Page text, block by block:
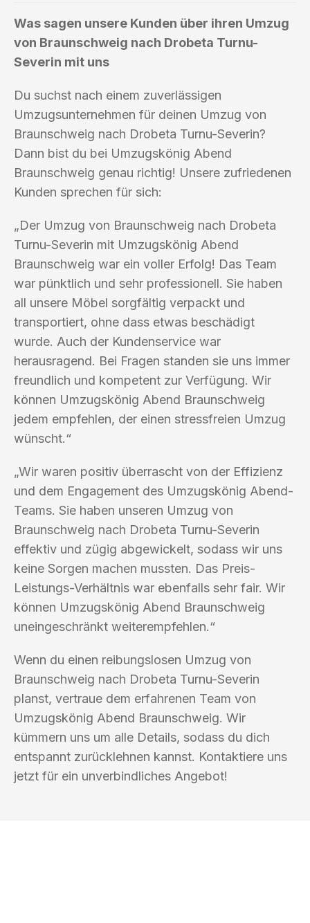
Was sagen unsere Kunden über ihren Umzug
von Braunschweig nach Drobeta Turnu-
Severin mit uns
Du suchst nach einem zuverlässigen
Umzugsunternehmen für deinen Umzug von
Braunschweig nach Drobeta Turnu-Severin?
Dann bist du bei Umzugskönig Abend
Braunschweig genau richtig! Unsere zufriedenen
Kunden sprechen für sich:
„Der Umzug von Braunschweig nach Drobeta
Turnu-Severin mit Umzugskönig Abend
Braunschweig war ein voller Erfolg! Das Team
war pünktlich und sehr professionell. Sie haben
all unsere Möbel sorgfältig verpackt und
transportiert, ohne dass etwas beschädigt
wurde. Auch der Kundenservice war
herausragend. Bei Fragen standen sie uns immer
freundlich und kompetent zur Verfügung. Wir
können Umzugskönig Abend Braunschweig
jedem empfehlen, der einen stressfreien Umzug
wünscht.“
„Wir waren positiv überrascht von der Effizienz
und dem Engagement des Umzugskönig Abend-
Teams. Sie haben unseren Umzug von
Braunschweig nach Drobeta Turnu-Severin
effektiv und zügig abgewickelt, sodass wir uns
keine Sorgen machen mussten. Das Preis-
Leistungs-Verhältnis war ebenfalls sehr fair. Wir
können Umzugskönig Abend Braunschweig
uneingeschränkt weiterempfehlen.“
Wenn du einen reibungslosen Umzug von
Braunschweig nach Drobeta Turnu-Severin
planst, vertraue dem erfahrenen Team von
Umzugskönig Abend Braunschweig. Wir
kümmern uns um alle Details, sodass du dich
entspannt zurücklehnen kannst. Kontaktiere uns
jetzt für ein unverbindliches Angebot!